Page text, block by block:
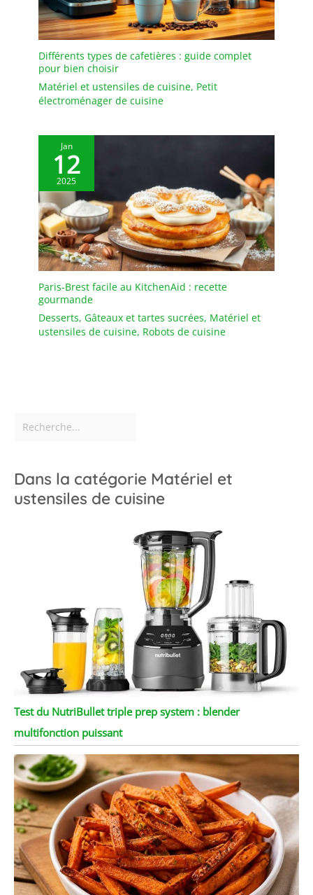
Différents types de cafetières : guide complet
pour bien choisir
Matériel et ustensiles de cuisine, Petit
électroménager de cuisine
Jan
12
2025
Paris-Brest facile au KitchenAid : recette
gourmande
Desserts, Gâteaux et tartes sucrées, Matériel et
ustensiles de cuisine, Robots de cuisine
Dans la catégorie Matériel et
ustensiles de cuisine
Test du NutriBullet triple prep system : blender
multifonction puissant